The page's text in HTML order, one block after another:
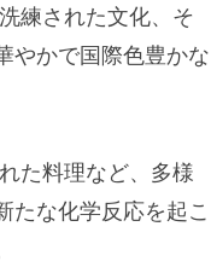
練された文化、そ
やかで国際色豊かな
た料理など、多様
たな化学反応を起こ